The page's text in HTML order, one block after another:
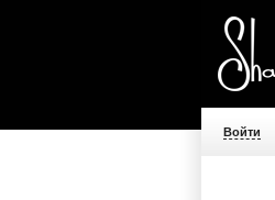
Войти